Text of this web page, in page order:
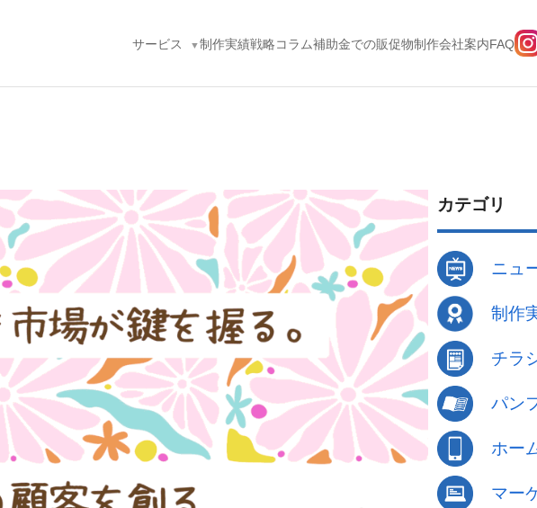
サービス 制作実績戦略コラム補助金での販促物制作会社案内FAQ
カテゴリ
ニュ
制作
チラ
パン
ホー
マー